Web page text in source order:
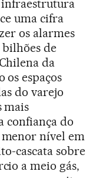
infraestrutura
uma cifra
os alarmes
de
da
os espaços
do varejo
mais
confiança do
menor nível em
cascata sobre
a meio gás,